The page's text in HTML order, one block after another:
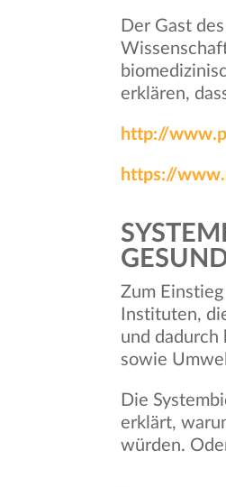
Der Gast
erklären,
http://
https://
Zum
Instituten,
und dadurch
sowie
Die
erklärt,
würden.